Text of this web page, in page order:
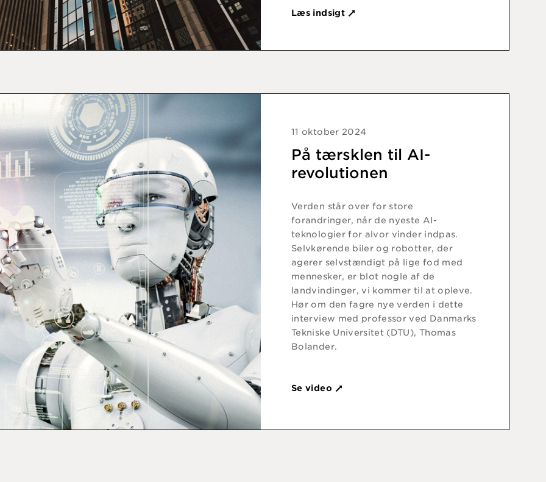
Læs indsigt
11 oktober 2024
På tærsklen til AI-
revolutionen
Verden står over for store
forandringer, når de nyeste AI-
teknologier for alvor vinder indpas.
Selvkørende biler og robotter, der
agerer selvstændigt på lige fod med
mennesker, er blot nogle af de
landvindinger, vi kommer til at opleve.
Hør om den fagre nye verden i dette
interview med professor ved Danmarks
Tekniske Universitet (DTU), Thomas
Bolander.
Se video